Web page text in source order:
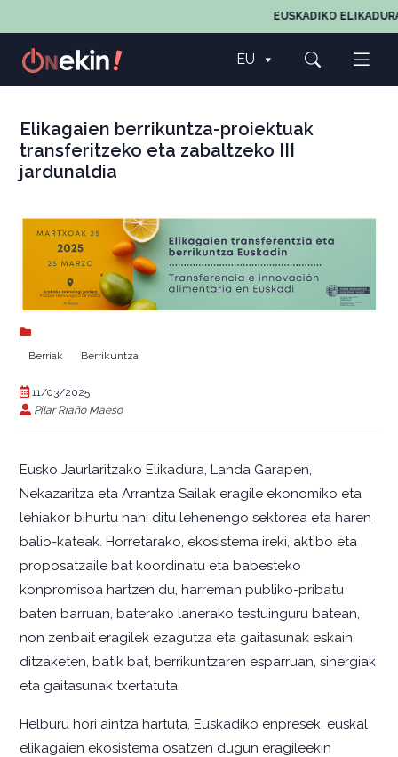
EUSKADIKO
EU
Elikagaien berrikuntza-proiektuak
transferitzeko eta zabaltzeko III
jardunaldia
Berriak Berrikuntza
11/03/2025
Pilar Riaño Maeso
Eusko Jaurlaritzako ­Elikadura, Landa Garapen,
Nekazaritza eta Arrantza Sailak eragile ekonomiko eta
lehiakor bihurtu nahi ditu lehenengo sektorea eta haren
balio-kateak. Horretarako, ekosistema ireki, aktibo eta
proposatzaile bat koordinatu eta babesteko
konpromisoa hartzen du, harreman publiko-pribatu
baten barruan, baterako lanerako testuinguru batean,
non zenbait eragilek ezagutza eta gaitasunak eskain
ditzaketen, batik bat, berrikuntzaren esparruan, sinergiak
eta gaitasunak txertatuta.
Helburu hori aintza hartuta, Euskadiko enpresek, euskal
elikagaien ekosistema osatzen dugun eragileekin